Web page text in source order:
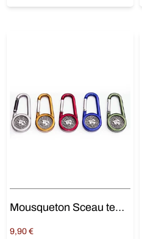
Ajouter au panier
Mousqueton Sceau templier
9,90 €